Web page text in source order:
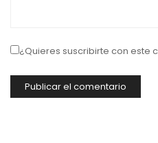
¿Quieres suscribirte con este